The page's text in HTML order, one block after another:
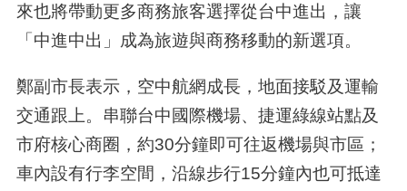
來也將帶動更多商務旅客選擇從台中進出，讓
「中進中出」成為旅遊與商務移動的新選項。
鄭副市長表示，空中航網成長，地面接駁及運輸
交通跟上。串聯台中國際機場、捷運綠線站點及
市府核心商圈，約30分鐘即可往返機場與市區；
車內設有行李空間，沿線步行15分鐘內也可抵達